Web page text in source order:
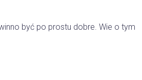
być po prostu dobre. Wie o tym